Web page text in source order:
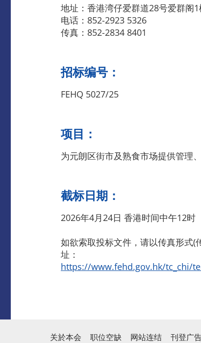
地址：香港湾仔爱群道28号爱群阁
电话：852-2923 5326
传真：852-2834 8401
招标编号：
FEHQ 5027/25
项目：
为元朗区街市及熟食市场提供管理
截标日期：
2026年4月24日 香港时间中午12时
如欲索取投标文件，请以传真形式(
址：
https://www.fehd.gov.hk/tc_chi/
关於本会 职位空缺 网站连结 刊登广